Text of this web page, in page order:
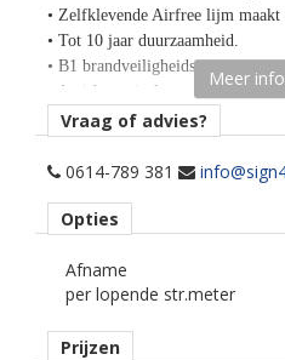
• Zelfklevende Airfree lijm maakt
• Tot 10 jaar duurzaamheid.
• B1 brandveiligheidscertificaat.
• Anti-bacterieel oppervlak.
• Bestand tegen krassen, vocht,
verontreinigende stoffen.
• Hittebestendig tot 110 graden
122 cm cm.
per strekkende meter.
Meer
Vraag of advies?
0614-789 381
Opties
Afname
per lopende str.meter
Prijzen